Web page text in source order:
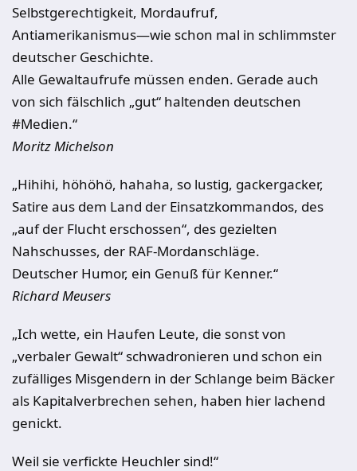
Selbstgerechtigkeit, Mordaufruf,
Antiamerikanismus—wie schon mal in schlimmster
deutscher Geschichte.
Alle Gewaltaufrufe müssen enden. Gerade auch
von sich fälschlich „gut“ haltenden deutschen
#Medien.“
Moritz Michelson
„Hihihi, höhöhö, hahaha, so lustig, gackergacker,
Satire aus dem Land der Einsatzkommandos, des
„auf der Flucht erschossen“, des gezielten
Nahschusses, der RAF-Mordanschläge.
Deutscher Humor, ein Genuß für Kenner.“
Richard Meusers
„Ich wette, ein Haufen Leute, die sonst von
„verbaler Gewalt“ schwadronieren und schon ein
zufälliges Misgendern in der Schlange beim Bäcker
als Kapitalverbrechen sehen, haben hier lachend
genickt.
Weil sie verfickte Heuchler sind!“